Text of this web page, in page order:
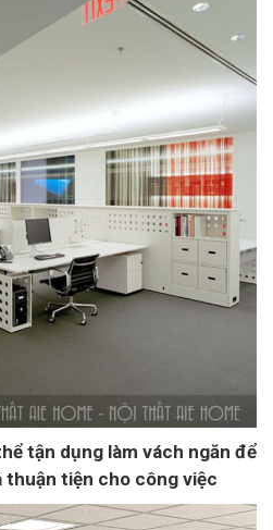
tận dụng làm vách ngăn để
tiện cho công việc